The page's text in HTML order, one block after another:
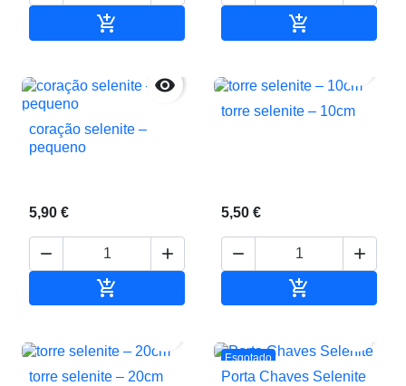
 

coração selenite –
pequeno
5,90 €
 

torre selenite – 10cm
5,50 €
 

torre selenite – 20cm
Esgotado
Porta Chaves Selenite